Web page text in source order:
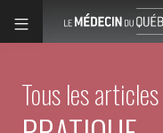
Tous les